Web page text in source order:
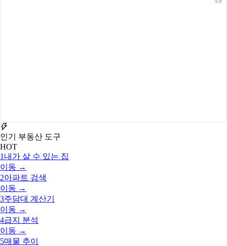
인기 부동산 도구
HOT
1 내가 살 수 있는 집
이동 →
2아파트 검색
이동 →
3주담대 계산기
이동 →
4급지 분석
이동 →
5매물 추이